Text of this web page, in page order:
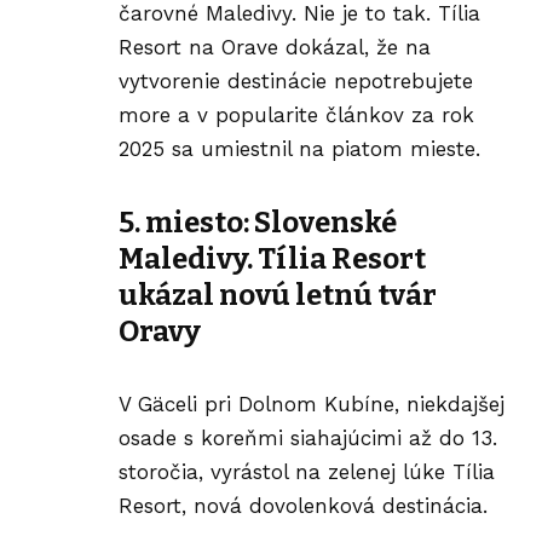
čarovné Maledivy. Nie je to tak. Tília
Resort na Orave dokázal, že na
vytvorenie destinácie nepotrebujete
more a v popularite článkov za rok
2025 sa umiestnil na piatom mieste.
5. miesto: Slovenské
Maledivy. Tília Resort
ukázal novú letnú tvár
Oravy
V Gäceli pri Dolnom Kubíne, niekdajšej
osade s koreňmi siahajúcimi až do 13.
storočia, vyrástol na zelenej lúke Tília
Resort, nová dovolenková destinácia.